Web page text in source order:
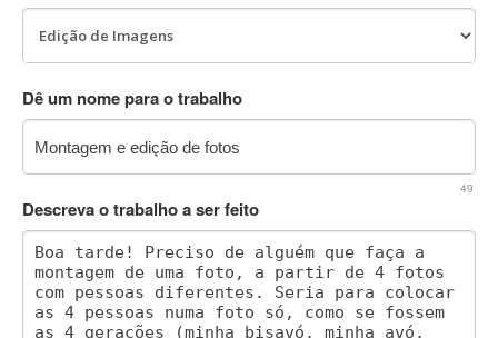
Dê um nome para o trabalho
49
Descreva o trabalho a ser feito